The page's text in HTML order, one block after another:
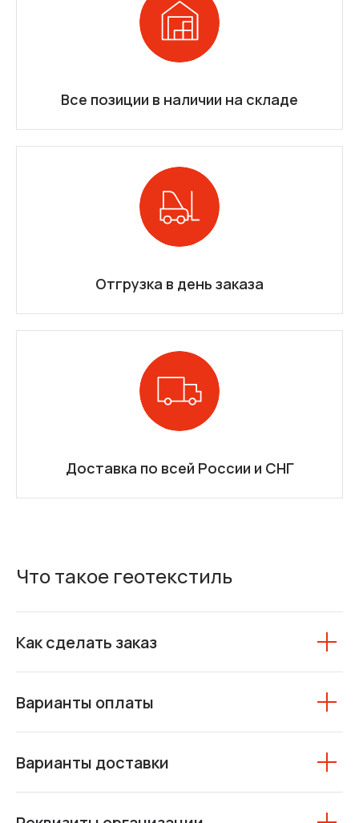
Все позиции в наличии на складе
Отгрузка в день заказа
Доставка по всей России и СНГ
Что такое геотекстиль
Как сделать заказ
Варианты оплаты
Варианты доставки